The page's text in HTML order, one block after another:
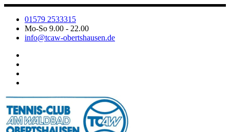
Zum
Inhalt
springen
01579 2533315
Mo-So 9.00 - 22.00
info@tcaw-obertshausen.de